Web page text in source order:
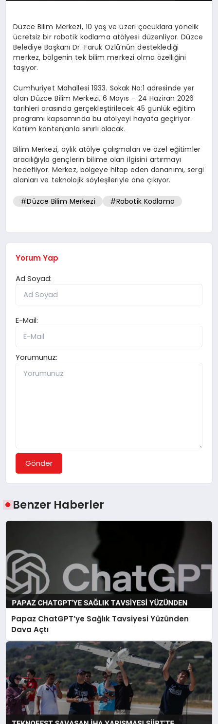
TEKNOLOJI
Düzce Bilim Merkezi, 10 yaş ve üzeri çocuklara yönelik
ücretsiz bir robotik kodlama atölyesi düzenliyor. Düzce
Belediye Başkanı Dr. Faruk Özlü’nün desteklediği
merkez, bölgenin tek bilim merkezi olma özelliğini
taşıyor.
Cumhuriyet Mahallesi 1933. Sokak No:1 adresinde yer
alan Düzce Bilim Merkezi, 6 Mayıs – 24 Haziran 2026
tarihleri arasında gerçekleştirilecek 45 günlük eğitim
programı kapsamında bu atölyeyi hayata geçiriyor.
Katılım kontenjanla sınırlı olacak.
Bilim Merkezi, aylık atölye çalışmaları ve özel eğitimler
aracılığıyla gençlerin bilime olan ilgisini artırmayı
hedefliyor. Merkez, bölgeye hitap eden donanımı, sergi
alanları ve teknolojik söyleşileriyle öne çıkıyor.
#Düzce Bilim Merkezi #Robotik Kodlama
Yorum Yap
Ad Soyad:
E-Mail:
Yorumunuz:
Gönder
Benzer Haberler
Papaz ChatGPT’ye Sağlık Tavsiyesi Yüzünden
Dava Açtı